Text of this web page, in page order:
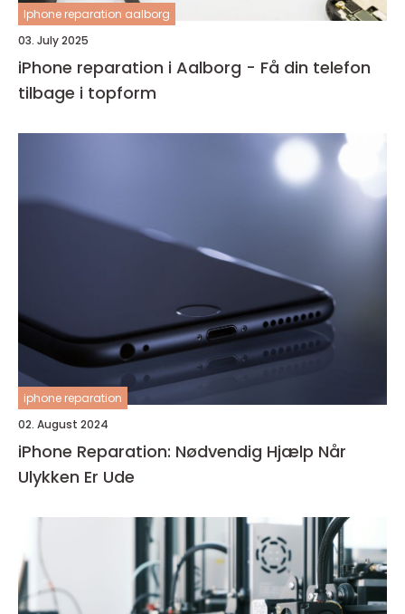
Iphone reparation aalborg
03. July 2025
iPhone reparation i Aalborg - Få din telefon
tilbage i topform
iphone reparation
02. August 2024
iPhone Reparation: Nødvendig Hjælp Når
Ulykken Er Ude